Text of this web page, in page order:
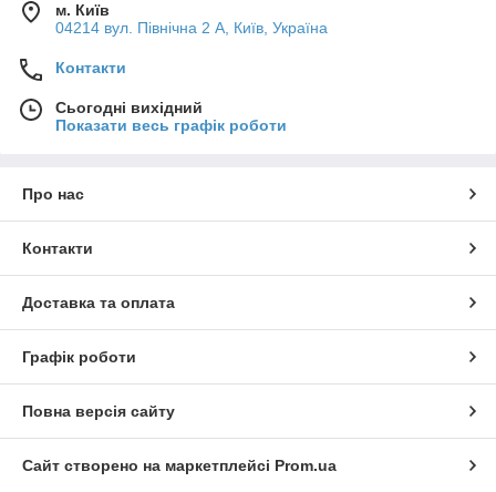
м. Київ
04214 вул. Північна 2 А, Київ, Україна
Контакти
Сьогодні вихідний
Показати весь графік роботи
Про нас
Контакти
Доставка та оплата
Графік роботи
Повна версія сайту
Сайт створено на маркетплейсі Prom.ua